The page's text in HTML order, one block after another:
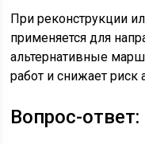
При реконструкции
применяется для
альтернативные
работ и снижает риск
Вопрос-ответ: